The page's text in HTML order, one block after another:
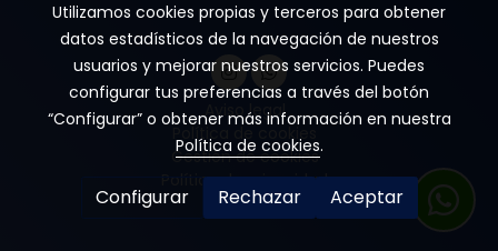
Aviso legal
Política de cookies
Gestión de cookies
Política de privacidad
Utilizamos cookies propias y terceros para obtener
datos estadísticos de la navegación de nuestros
usuarios y mejorar nuestros servicios. Puedes
configurar tus preferencias a través del botón
“Configurar” o obtener más información en nuestra
Política de cookies.
Configurar Rechazar Aceptar